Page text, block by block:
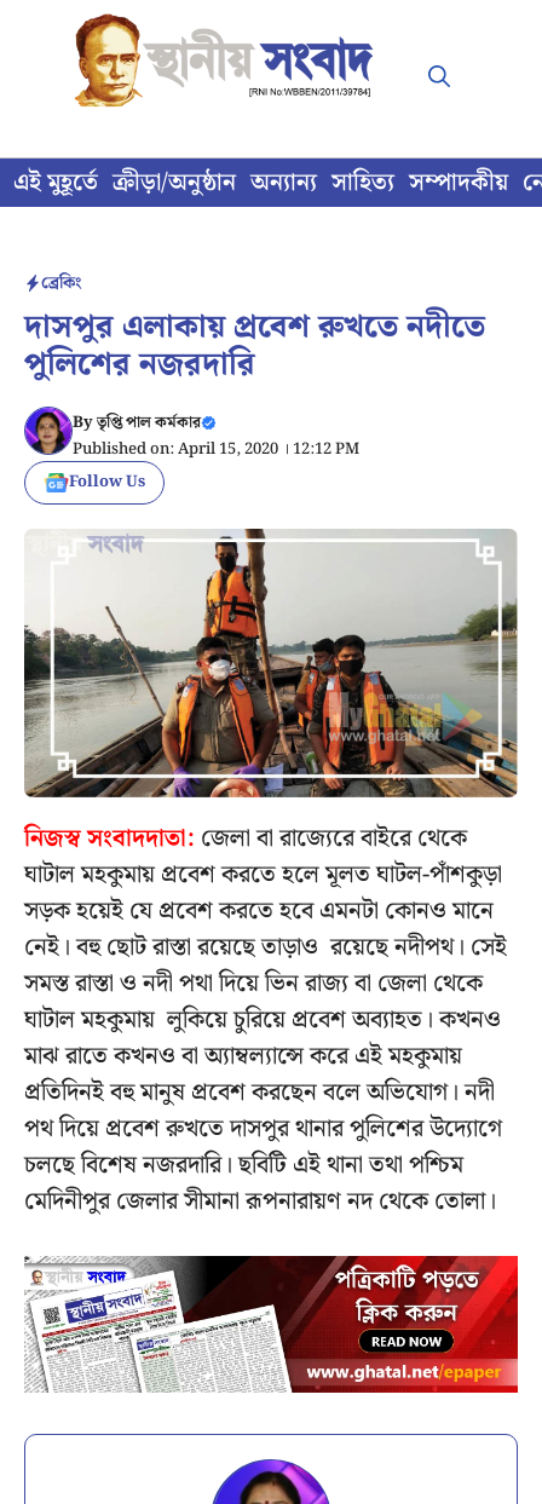
content
এই মুহূর্তে ক্রীড়া/অনুষ্ঠান অন্যান্য সাহিত্য সম্পাদকীয়
ব্রেকিং
দাসপুর এলাকায় প্রবেশ রুখতে নদীতে
পুলিশের নজরদারি
Byতৃপ্তি পাল কর্মকার
Published on: April 15, 2020 । 12:12 PM
Follow Us
নিজস্ব সংবাদদাতা: জেলা বা রাজ্যেরে বাইরে থেকে
ঘাটাল মহকুমায় প্রবেশ করতে হলে মূলত ঘাটল-পাঁশকুড়া
সড়ক হয়েই যে প্রবেশ করতে হবে এমনটা কোনও মানে
নেই। বহু ছোট রাস্তা রয়েছে তাড়াও রয়েছে নদীপথ। সেই
সমস্ত রাস্তা ও নদী পথা দিয়ে ভিন রাজ্য বা জেলা থেকে
ঘাটাল মহকুমায় লুকিয়ে চুরিয়ে প্রবেশ অব্যাহত। কখনও
মাঝ রাতে কখনও বা অ্যাম্বল্যান্সে করে এই মহকুমায়
প্রতিদিনই বহু মানুষ প্রবেশ করছেন বলে অভিযোগ। নদী
পথ দিয়ে প্রবেশ রুখতে দাসপুর থানার পুলিশের উদ্যোগে
চলছে বিশেষ নজরদারি। ছবিটি এই থানা তথা পশ্চিম
মেদিনীপুর জেলার সীমানা রূপনারায়ণ নদ থেকে তোলা।